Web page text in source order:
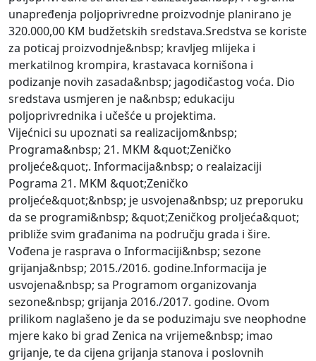
unapređenja poljoprivredne proizvodnje planirano je
320.000,00 KM budžetskih sredstava.Sredstva se koriste
za poticaj proizvodnje&nbsp; kravljeg mlijeka i
merkatilnog krompira, krastavaca kornišona i
podizanje novih zasada&nbsp; jagodičastog voća. Dio
sredstava usmjeren je na&nbsp; edukaciju
poljoprivrednika i učešće u projektima.
Vijećnici su upoznati sa realizacijom&nbsp;
Programa&nbsp; 21. MKM &quot;Zeničko
proljeće&quot;. Informacija&nbsp; o realaizaciji
Pograma 21. MKM &quot;Zeničko
proljeće&quot;&nbsp; je usvojena&nbsp; uz preporuku
da se programi&nbsp; &quot;Zeničkog proljeća&quot;
približe svim građanima na području grada i šire.
Vođena je rasprava o Informaciji&nbsp; sezone
grijanja&nbsp; 2015./2016. godine.Informacija je
usvojena&nbsp; sa Programom organizovanja
sezone&nbsp; grijanja 2016./2017. godine. Ovom
prilikom naglašeno je da se poduzimaju sve neophodne
mjere kako bi grad Zenica na vrijeme&nbsp; imao
grijanje, te da cijena grijanja stanova i poslovnih